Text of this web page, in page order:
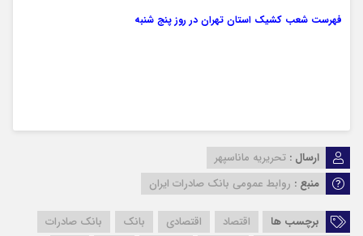
فهرست شعب کشیک استان تهران در روز پنج شنبه
ارسال : تحریریه ماناسپهر
منبع : روابط عمومی بانک صادرات ایران
برچسب ها اقتصاد اقتصادی بانک
بانک صادرات